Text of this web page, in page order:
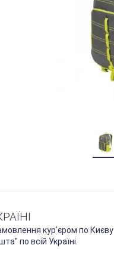
кур'єром по Києву
по всій Україні.